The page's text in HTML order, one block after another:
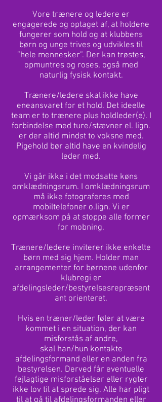
Vore trænere og ledere er
engagerede og optaget af, at holdene
fungerer som hold og at klubbens
børn og unge trives og udvikles til
”hele mennesker”. Der kan trøstes,
opmuntres og roses, også med
naturlig fysisk kontakt.
Trænere/ledere skal ikke have
eneansvaret for et hold. Det ideelle
team er to trænere plus holdleder(e). I
forbindelse med ture/stævner el. lign.
er der altid mindst to voksne med.
Pigehold bør altid have en kvindelig
leder med.
Vi går ikke i det modsatte køns
omklædningsrum. I omklædningsrum
må ikke fotograferes med
mobiltelefoner o.lign. Vi er
opmærksom på at stoppe alle former
for mobning.
Trænere/ledere inviterer ikke enkelte
børn med sig hjem. Holder man
arrangementer for børnene udenfor
klubregi er
afdelingsleder/bestyrelsesrepræsent
ant orienteret.
Hvis en træner/leder føler at være
kommet i en situation, der kan
misforstås af andre,
skal han/hun kontakte
afdelingsformand eller en anden fra
bestyrelsen. Derved får eventuelle
fejlagtige misforståelser eller rygter
ikke lov til at sprede sig. Alle har pligt
til at gå til afdelingsformanden eller